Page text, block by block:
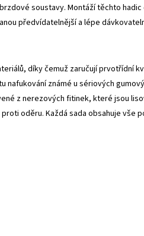
soustavy. Montáží těchto
předvídatelnější a lépe
díky čemuž zaručují prvotřídní
známé u sériových
z nerezových fitinek, které jsou
oděru. Každá sada obsahuje vše